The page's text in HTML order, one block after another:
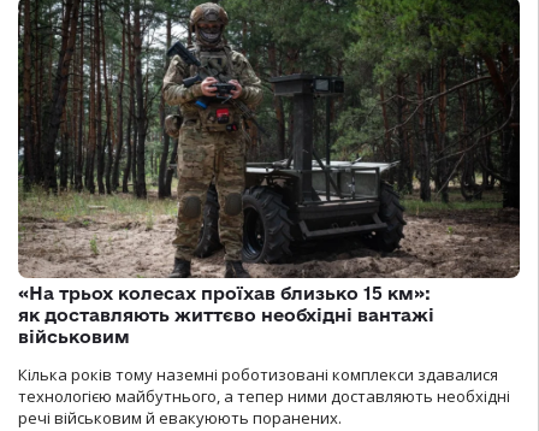
«На трьох колесах проїхав близько 15 км»:
як доставляють життєво необхідні вантажі
військовим
Кілька років тому наземні роботизовані комплекси здавалися
технологією майбутнього, а тепер ними доставляють необхідні
речі військовим й евакуюють поранених.